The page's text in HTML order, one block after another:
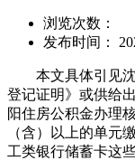
浏览次数：
发布时间：
本文具体引见沈
登记证明》或供给
阳住房公积金办理
（含）以上的单元
工类银行储蓄卡这